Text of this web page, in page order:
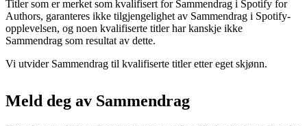
Titler som er merket som kvalifisert for Sammendrag i Spotify for
Authors, garanteres ikke tilgjengelighet av Sammendrag i Spotify-
opplevelsen, og noen kvalifiserte titler har kanskje ikke
Sammendrag som resultat av dette.
Vi utvider Sammendrag til kvalifiserte titler etter eget skjønn.
Meld deg av Sammendrag